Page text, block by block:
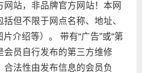
站，非品牌官方网站！本网
但不限于网点名称、地址、
介绍等）。 带有“广告”或“第
会员自行发布的第三方维修
法性由发布信息的会员负